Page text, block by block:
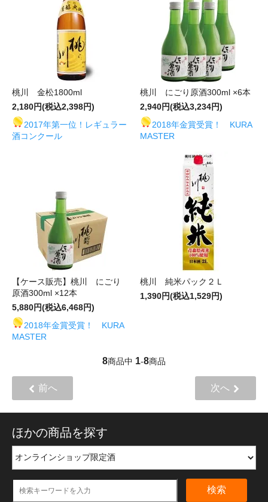
桃川 金松1800ml
2,180円(税込2,398円)
2017年第一位！レギュラー
酒コンクール
桃川 にごり原酒300ml ×6本
2,940円(税込3,234円)
2018年金賞受賞！ KURA
MASTER
【ケース販売】桃川 にごり
原酒300ml ×12本
5,880円(税込6,468円)
2018年金賞受賞！ KURA
MASTER
桃川 純米パック２Ｌ
1,390円(税込1,529円)
8商品中 1-8商品
前へ 次へ
ほかの商品を探す
検索